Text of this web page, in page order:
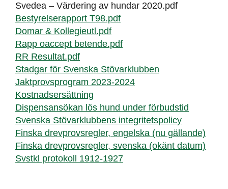
Svedea – Värdering av hundar 2020.pdf
Bestyrelserapport T98.pdf
Domar & Kollegieutl.pdf
Rapp oaccept betende.pdf
RR Resultat.pdf
Stadgar för Svenska Stövarklubben
Jaktprovsprogram 2023-2024
Kostnadsersättning
Dispensansökan lös hund under förbudstid
Svenska Stövarklubbens integritetspolicy
Finska drevprovsregler, engelska (nu gällande)
Finska drevprovsregler, svenska (okänt datum)
Svstkl protokoll 1912-1927